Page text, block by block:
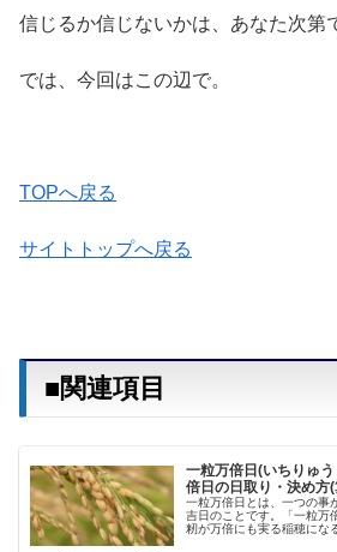
信じるか信じないかは、あなた次第
では、今回はこの辺で。
TOPへ戻る
サイトトップへ戻る
■関連項目
一粒万倍日(いちりゅ
倍日の日取り・決め方
一粒万倍日とは、一つの事
吉日のことです。「一粒万
籾が万倍にも実る稲穂にな